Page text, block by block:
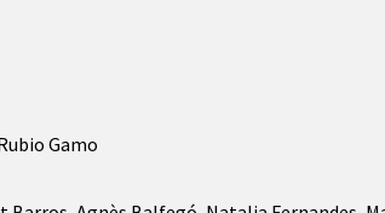
Gamo